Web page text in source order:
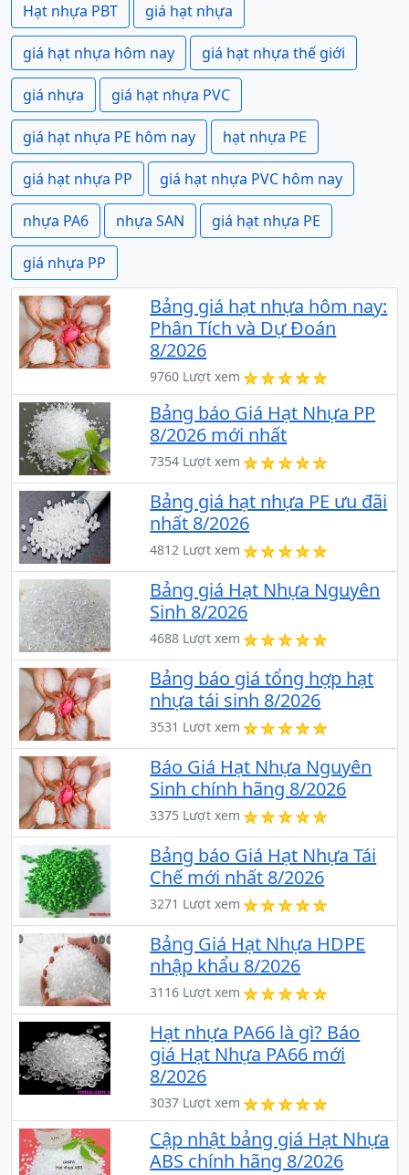
Hạt nhựa PBT giá hạt nhựa
giá hạt nhựa hôm nay giá hạt nhựa thế giới
giá nhựa giá hạt nhựa PVC
giá hạt nhựa PE hôm nay hạt nhựa PE
giá hạt nhựa PP giá hạt nhựa PVC hôm nay
nhựa PA6 nhựa SAN giá hạt nhựa PE
giá nhựa PP
Bảng giá hạt nhựa hôm nay:
Phân Tích và Dự Đoán
8/2026
9760 Lượt xem
Bảng báo Giá Hạt Nhựa PP
8/2026 mới nhất
7354 Lượt xem
Bảng giá hạt nhựa PE ưu đãi
nhất 8/2026
4812 Lượt xem
Bảng giá Hạt Nhựa Nguyên
Sinh 8/2026
4688 Lượt xem
Bảng báo giá tổng hợp hạt
nhựa tái sinh 8/2026
3531 Lượt xem
Báo Giá Hạt Nhựa Nguyên
Sinh chính hãng 8/2026
3375 Lượt xem
Bảng báo Giá Hạt Nhựa Tái
Chế mới nhất 8/2026
3271 Lượt xem
Bảng Giá Hạt Nhựa HDPE
nhập khẩu 8/2026
3116 Lượt xem
Hạt nhựa PA66 là gì? Báo
giá Hạt Nhựa PA66 mới
8/2026
3037 Lượt xem
Cập nhật bảng giá Hạt Nhựa
ABS chính hãng 8/2026